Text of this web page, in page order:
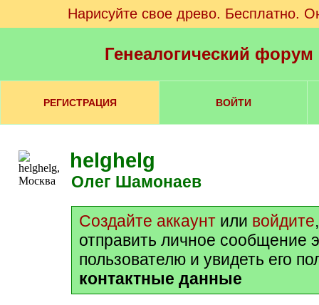
Нарисуйте свое древо. Бесплатно.
Генеалогический
РЕГИСТРАЦИЯ ВОЙТИ
helghelg
Олег Шамонаев
Создайте аккаунт или войдите
отправить личное сообщение
пользователю и увидеть его
контактные данные